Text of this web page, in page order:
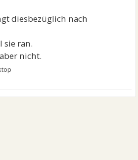
diesbezüglich nach
sie ran.
nicht.